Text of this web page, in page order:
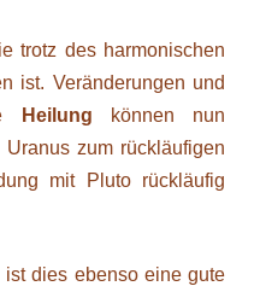
trotz des harmonischen
ist. Veränderungen und
Heilung können nun
zum rückläufigen
mit Pluto rückläufig
dies ebenso eine gute